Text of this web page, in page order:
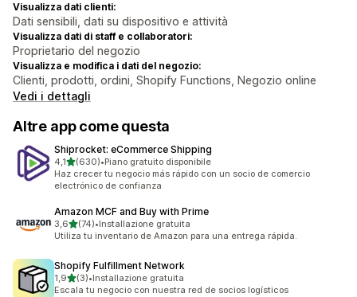
Visualizza dati clienti:
Dati sensibili, dati su dispositivo e attività
Visualizza dati di staff e collaboratori:
Proprietario del negozio
Visualizza e modifica i dati del negozio:
Clienti, prodotti, ordini, Shopify Functions, Negozio online
Vedi i dettagli
Altre app come questa
Shiprocket: eCommerce Shipping
4,1stelle su 5
(630)
630 recensioni totali
•Piano gratuito disponibile
Haz crecer tu negocio más rápido con un socio de comercio
electrónico de confianza
Amazon MCF and Buy with Prime
3,6stelle su 5
(74)
74 recensioni totali
•Installazione gratuita
Utiliza tu inventario de Amazon para una entrega rápida.
Shopify Fulfillment Network
1,9stelle su 5
(3)
3 recensioni totali
•Installazione gratuita
Escala tu negocio con nuestra red de socios logísticos